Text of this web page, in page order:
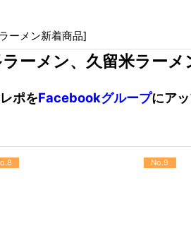
ーメン新着商品]
ーメン、久留米ラー
ポをFacebookグループにア
No.9